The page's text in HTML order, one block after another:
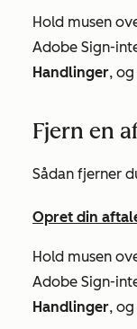
Hold musen
Adobe Sign-
Handlinger,
Fjern en
Sådan fjerner
Opret din
Hold musen
Adobe Sign-
Handlinger,